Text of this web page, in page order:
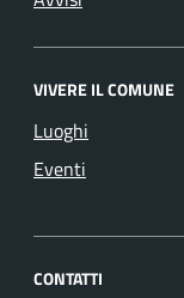
VIVERE IL COMUNE
Luoghi
Eventi
CONTATTI